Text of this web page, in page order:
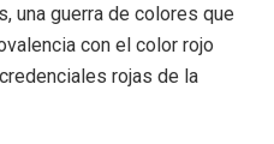
una guerra de colores que
con el color rojo
rojas de la